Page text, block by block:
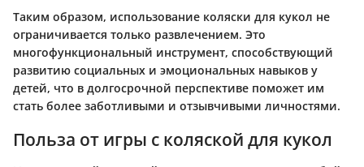
Таким образом, использование коляски для кукол не
ограничивается только развлечением. Это
многофункциональный инструмент, способствующий
развитию социальных и эмоциональных навыков у
детей, что в долгосрочной перспективе поможет им
стать более заботливыми и отзывчивыми личностями.
Польза от игры с коляской для кукол